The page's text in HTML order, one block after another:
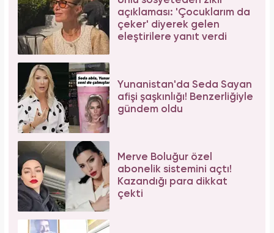
açıklaması: 'Çocuklarım da
çeker' diyerek gelen
eleştirilere yanıt verdi
Yunanistan'da Seda Sayan
afişi şaşkınlığı! Benzerliğiyle
gündem oldu
Merve Boluğur özel
abonelik sistemini açtı!
Kazandığı para dikkat
çekti